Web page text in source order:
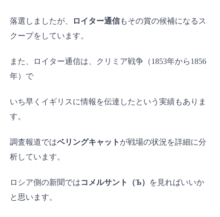
落選しましたが、 ロイター通信もその賞の候補になるス
クープをしています。
また、ロイター通信は、クリミア戦争（1853年から1856
年）で
いち早くイギリスに情報を伝達したという実績もありま
す。
調査報道ではベリングキャット が戦場の状況を詳細に分
析しています。
ロシア側の新聞ではコメルサント（Ъ）
を見ればいいか
と思います。